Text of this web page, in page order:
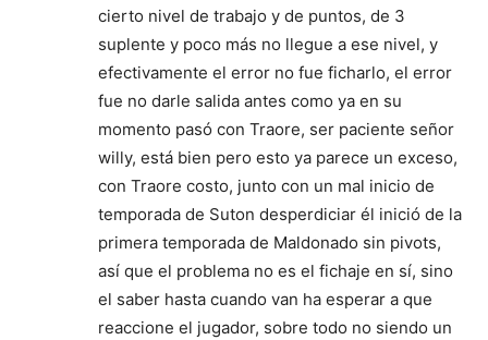
cierto nivel de trabajo y de puntos, de 3
suplente y poco más no llegue a ese nivel, y
efectivamente el error no fue ficharlo, el error
fue no darle salida antes como ya en su
momento pasó con Traore, ser paciente señor
willy, está bien pero esto ya parece un exceso,
con Traore costo, junto con un mal inicio de
temporada de Suton desperdiciar él inició de la
primera temporada de Maldonado sin pivots,
así que el problema no es el fichaje en sí, sino
el saber hasta cuando van ha esperar a que
reaccione el jugador, sobre todo no siendo un